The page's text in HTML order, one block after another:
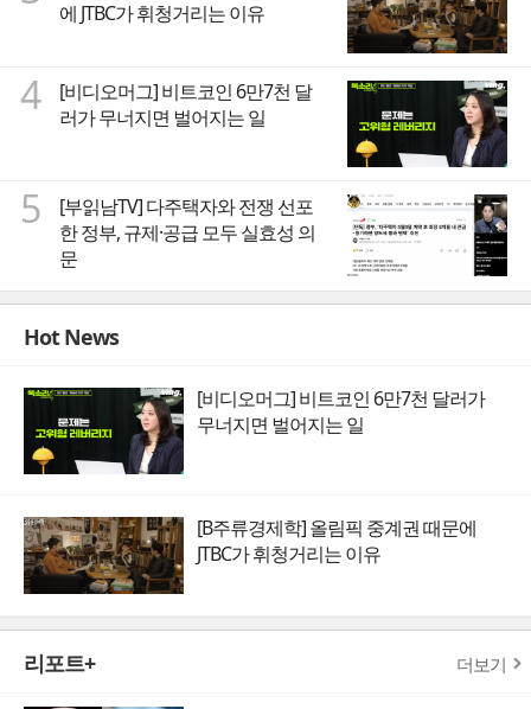
에 JTBC가 휘청거리는 이유
4
[비디오머그] 비트코인 6만7천 달
러가 무너지면 벌어지는 일
5
[부읽남TV] 다주택자와 전쟁 선포
한 정부, 규제·공급 모두 실효성 의
문
Hot News
[비디오머그] 비트코인 6만7천 달러가
무너지면 벌어지는 일
[B주류경제학] 올림픽 중계권 때문에
JTBC가 휘청거리는 이유
리포트+ 더보기